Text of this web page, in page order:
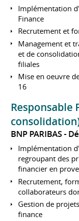
Implémentation
Finance
Recrutement et
Management et
et de
filiales
Mise en oeuvre
16
Responsable
BNP PARIBAS
Implémentation
regroupant des
financier en
Recrutement,
collaborateurs
Gestion de
finance